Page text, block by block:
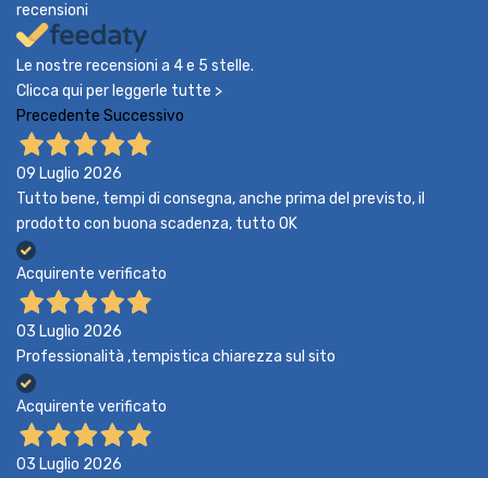
recensioni
Le nostre recensioni a 4 e 5 stelle.
Clicca qui per leggerle tutte >
Precedente Successivo
09 Luglio 2026
Tutto bene, tempi di consegna, anche prima del previsto, il
prodotto con buona scadenza, tutto OK
Acquirente verificato
03 Luglio 2026
Professionalità ,tempistica chiarezza sul sito
Acquirente verificato
03 Luglio 2026